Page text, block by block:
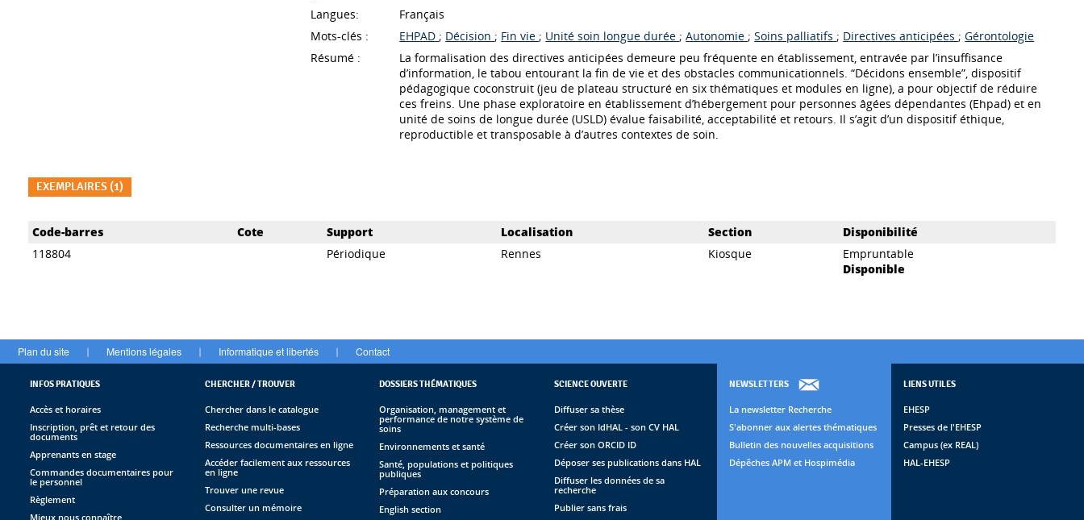
Langues:
Français
Mots-clés :
EHPAD ; Décision ; Fin vie ; Unité soin longue durée ; Autonomie ; Soins palliatifs ; Directives anticipées ; Gérontologie
Résumé :
La formalisation des directives anticipées demeure peu fréquente en établissement, entravée par l’insuffisance
d’information, le tabou entourant la fin de vie et des obstacles communicationnels. “Décidons ensemble”, dispositif
pédagogique coconstruit (jeu de plateau structuré en six thématiques et modules en ligne), a pour objectif de réduire
ces freins. Une phase exploratoire en établissement d’hébergement pour personnes âgées dépendantes (Ehpad) et en
unité de soins de longue durée (USLD) évalue faisabilité, acceptabilité et retours. Il s’agit d’un dispositif éthique,
reproductible et transposable à d’autres contextes de soin.
EXEMPLAIRES (1)
Liste des exemplaires
Code-barres Cote Support Localisation Section
Disponibilité
118804
Périodique Rennes Kiosque
Empruntable
Disponible
Plan du site | Mentions légales | Informatique et libertés | Contact
INFOS PRATIQUES
Accès et horaires
Inscription, prêt et retour des
documents
Apprenants en stage
Commandes documentaires pour
le personnel
Règlement
Mieux nous connaître
CHERCHER / TROUVER
Chercher dans le catalogue
Recherche multi-bases
Ressources documentaires en ligne
Accéder facilement aux ressources
en ligne
Trouver une revue
Consulter un mémoire
DOSSIERS THÉMATIQUES
Organisation, management et
performance de notre système de
soins
Environnements et santé
Santé, populations et politiques
publiques
Préparation aux concours
English section
SCIENCE OUVERTE
Diffuser sa thèse
Créer son IdHAL - son CV HAL
Créer son ORCID ID
Déposer ses publications dans HAL
Diffuser les données de sa
recherche
Publier sans frais
NEWSLETTERS
La newsletter Recherche
S'abonner aux alertes thématiques
Bulletin des nouvelles acquisitions
Dépêches APM et Hospimédia
LIENS UTILES
EHESP
Presses de l'EHESP
Campus (ex REAL)
HAL-EHESP